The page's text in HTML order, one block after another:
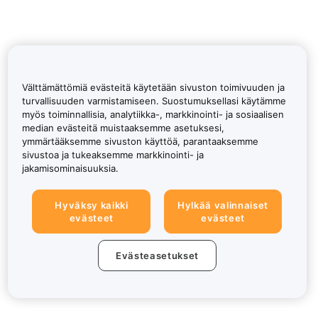
Välttämättömiä evästeitä käytetään sivuston toimivuuden ja
turvallisuuden varmistamiseen. Suostumuksellasi käytämme
myös toiminnallisia, analytiikka-, markkinointi- ja sosiaalisen
median evästeitä muistaaksemme asetuksesi,
ymmärtääksemme sivuston käyttöä, parantaaksemme
sivustoa ja tukeaksemme markkinointi- ja
jakamisominaisuuksia.
Hyväksy kaikki
evästeet
Hylkää valinnaiset
evästeet
Evästeasetukset